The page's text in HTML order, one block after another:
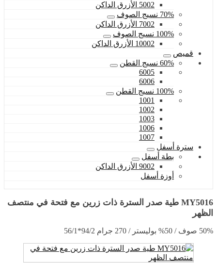
5002 الأزرق الداكن
70% نسيج الصوف
7002 الأزرق الداكن
100% نسيج الصوف
10002 الأزرق الداكن
قميص
60% نسيج القطن
6005
6006
100% نسيج القطن
1001
1002
1003
1006
1007
سترة أسفل
بطة أسفل
9002 الأزرق الداكن
أوزة أسفل
MY5016 طية صدر السترة ذات زرين مع فتحة في منتصف
الظهر
50% صوف / 50% بوليستر / 270 جرام 94/2*56/1